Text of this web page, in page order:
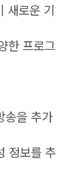
새로운 기
한 프로그
송을 추가
정보를 추